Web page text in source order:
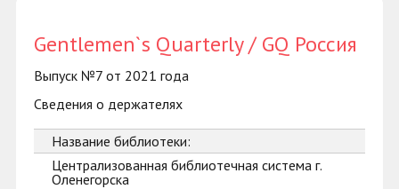
Gentlemen`s Quarterly / GQ Россия
Выпуск №7 от 2021 года
Сведения о держателях
Название библиотеки:
Централизованная библиотечная система г.
Оленегорска